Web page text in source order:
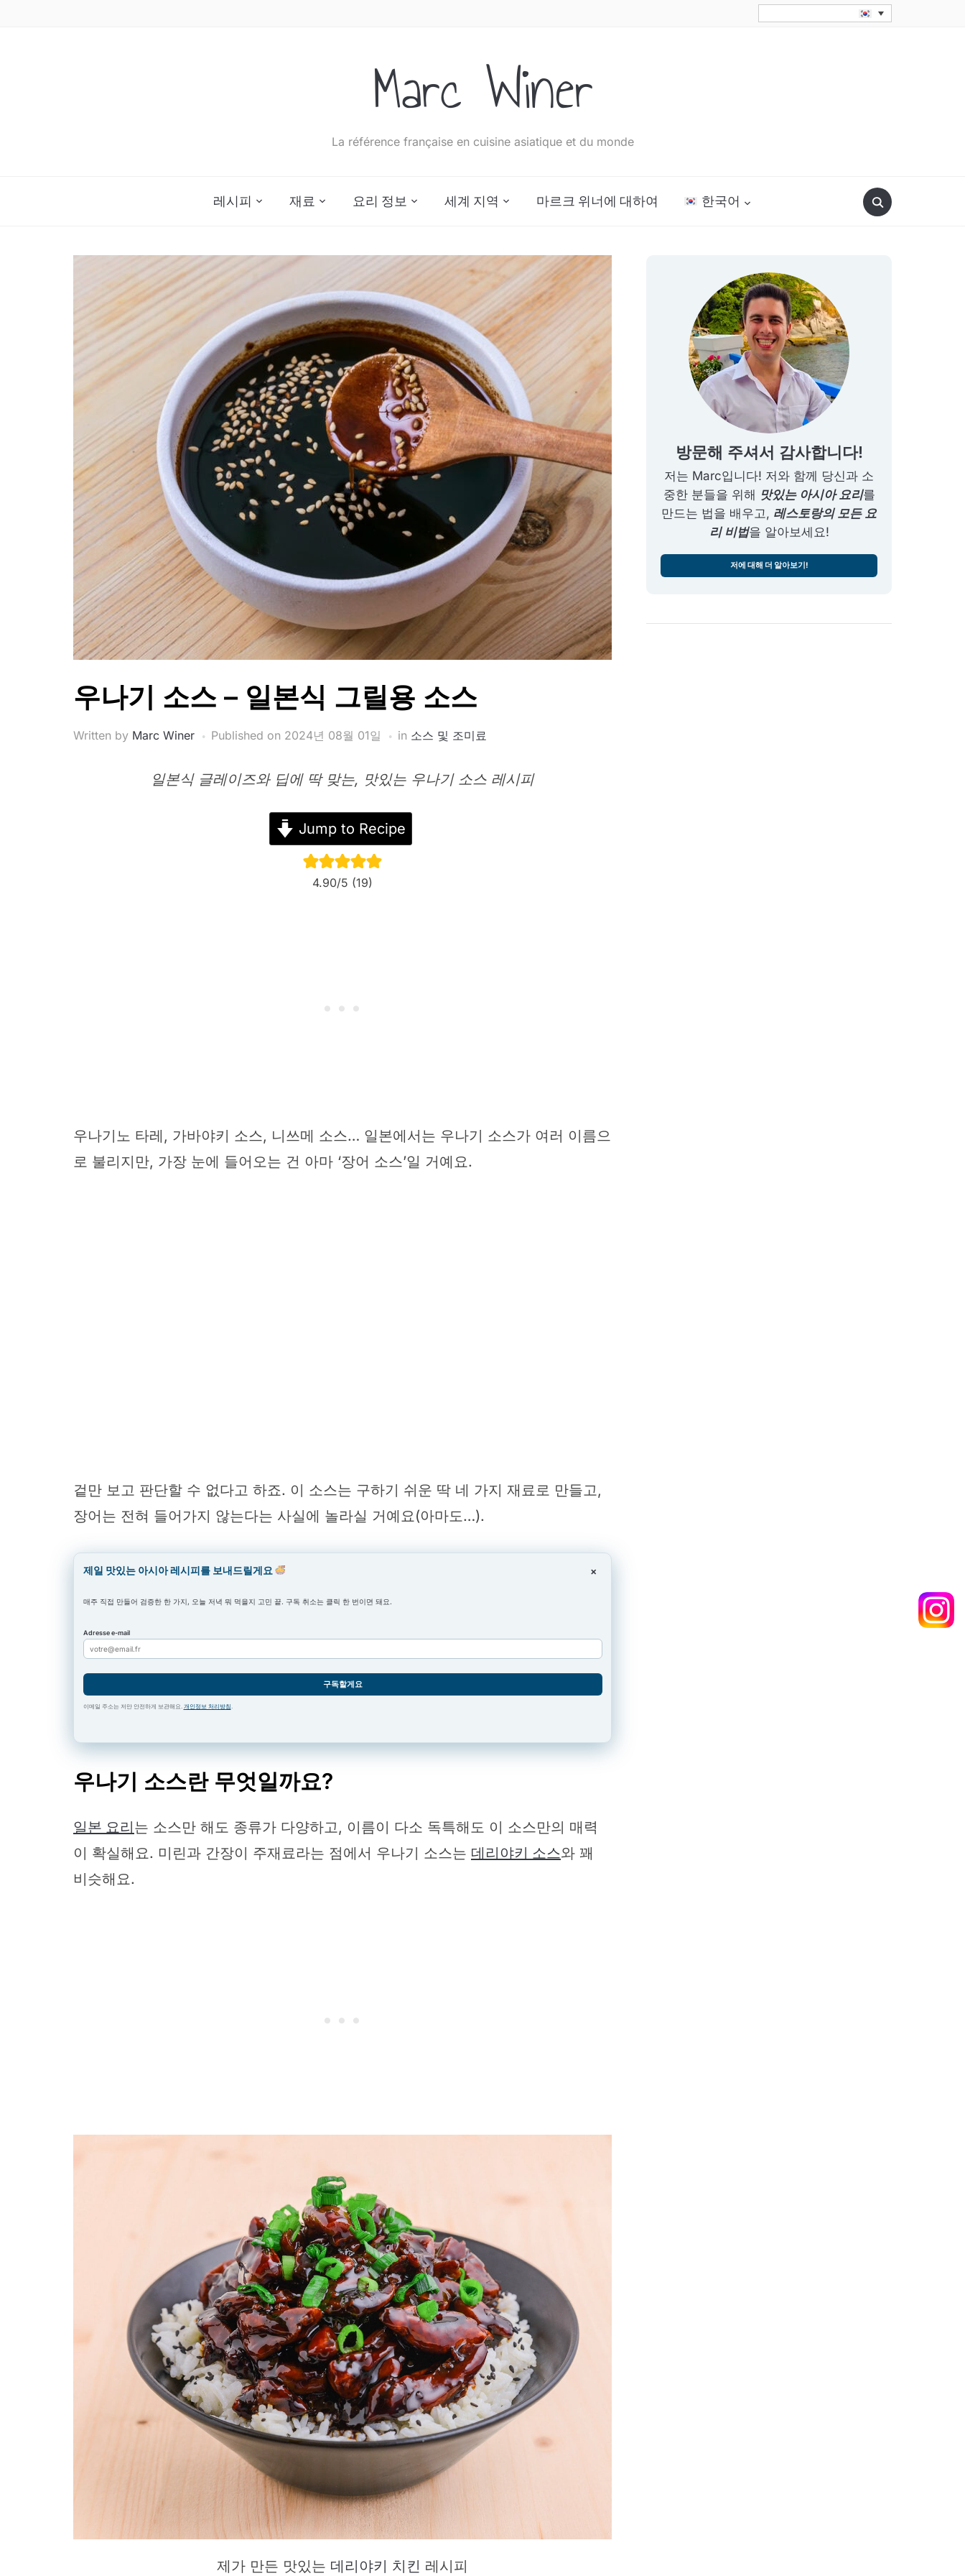
Marc Winer
La référence française en cuisine asiatique et du monde
Search
for:
레시피 재료 요리 정보 세계 지역 마르크 위너에 대하여 한국어
우나기 소스 – 일본식 그릴용 소스
Written by Marc Winer Published on 2024년 08월 01일 in 소스 및 조미료
일본식 글레이즈와 딥에 딱 맞는, 맛있는 우나기 소스 레시피
Jump to Recipe
4.90/5 (19)
우나기노 타레, 가바야키 소스, 니쓰메 소스… 일본에서는 우나기 소스가 여러 이름으
로 불리지만, 가장 눈에 들어오는 건 아마 ‘장어 소스’일 거예요.
겉만 보고 판단할 수 없다고 하죠. 이 소스는 구하기 쉬운 딱 네 가지 재료로 만들고,
장어는 전혀 들어가지 않는다는 사실에 놀라실 거예요(아마도…).
제일 맛있는 아시아 레시피를 보내드릴게요
매주 직접 만들어 검증한 한 가지, 오늘 저녁 뭐 먹을지 고민 끝. 구독 취소는 클릭 한 번이면 돼요.
Adresse e-mail
구독할게요
이메일 주소는 저만 안전하게 보관해요. 개인정보 처리방침
×
우나기 소스란 무엇일까요?
일본 요리 는 소스만 해도 종류가 다양하고, 이름이 다소 독특해도 이 소스만의 매력
이 확실해요. 미린과 간장이 주재료라는 점에서 우나기 소스는 데리야키 소스와 꽤
비슷해요.
제가 만든 맛있는 데리야키 치킨 레시피
방문해 주셔서 감사합니다!
저는 Marc입니다! 저와 함께 당신과 소
중한 분들을 위해 맛있는 아시아 요리를
만드는 법을 배우고, 레스토랑의 모든 요
리 비법을 알아보세요!
저에 대해 더 알아보기!